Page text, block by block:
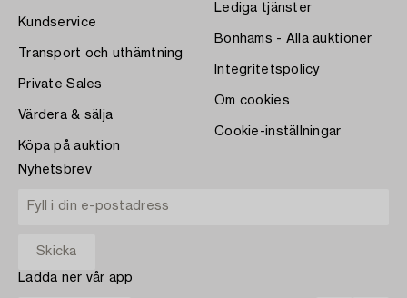
Kundservice
Transport och uthämtning
Private Sales
Värdera & sälja
Köpa på auktion
Lediga tjänster
Bonhams - Alla auktioner
Integritetspolicy
Om cookies
Cookie-inställningar
Nyhetsbrev
Ladda ner vår app